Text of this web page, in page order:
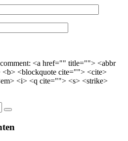
<a href="" title=""> <abbr
<blockquote cite=""> <cite>
<i> <q cite=""> <s> <strike>